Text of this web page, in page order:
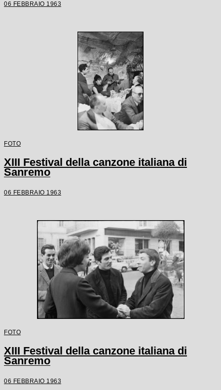
06 FEBBRAIO 1963
FOTO
XIII Festival della canzone italiana di
Sanremo
06 FEBBRAIO 1963
FOTO
XIII Festival della canzone italiana di
Sanremo
06 FEBBRAIO 1963